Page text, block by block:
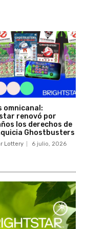
omnicanal:
renovó por
los derechos de
Ghostbusters
Lottery 6 julio, 2026